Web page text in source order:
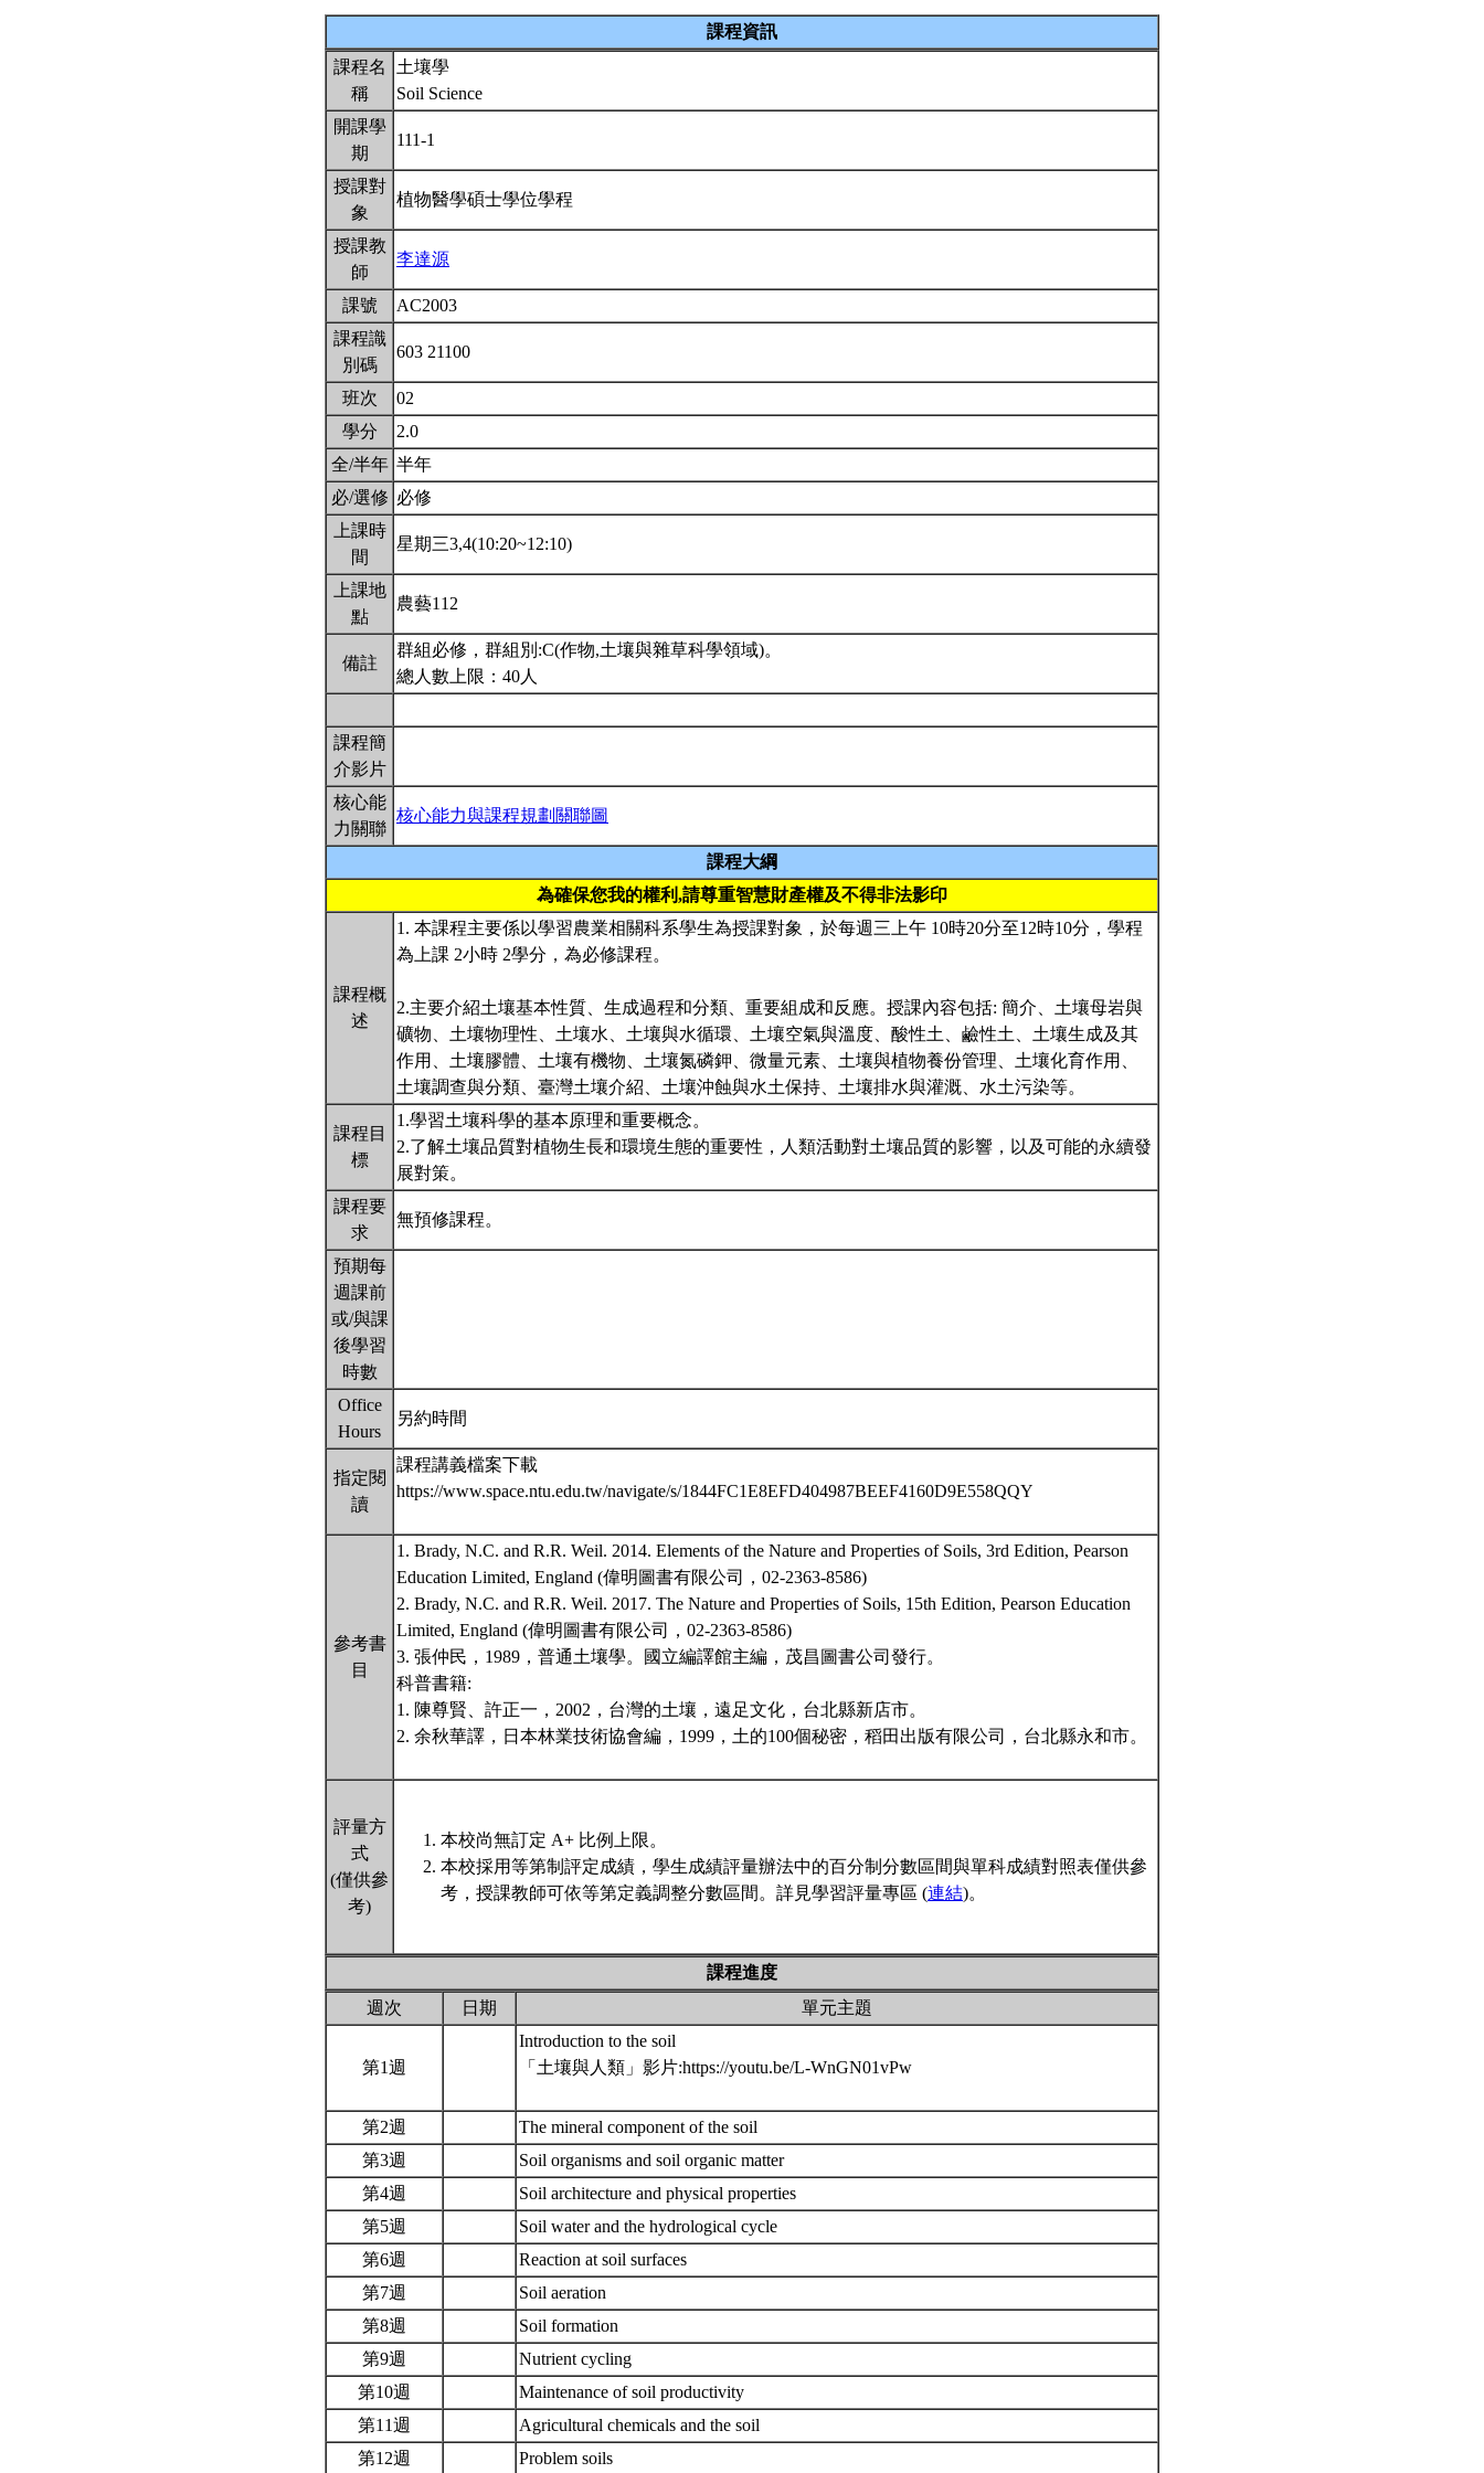
課程資訊
課程名
稱
土壤學
Soil Science
開課學
期
111-1
授課對
象
植物醫學碩士學位學程
授課教
師
李達源
課號
AC2003
課程識
別碼
603 21100
班次
02
學分
2.0
全/半年 半年
必/選修 必修
上課時
間
星期三3,4(10:20~12:10)
上課地
點
農藝112
備註
群組必修，群組別:C(作物,土壤與雜草科學領域)。
總人數上限：40人
課程簡
介影片
核心能
力關聯
核心能力與課程規劃關聯圖
課程大綱
為確保您我的權利,請尊重智慧財產權及不得非法影印
課程概
述
1. 本課程主要係以學習農業相關科系學生為授課對象，於每週三上午 10時20分至12時10分，學程
為上課 2小時 2學分，為必修課程。
2.主要介紹土壤基本性質、生成過程和分類、重要組成和反應。授課內容包括: 簡介、土壤母岩與
礦物、土壤物理性、土壤水、土壤與水循環、土壤空氣與溫度、酸性土、鹼性土、土壤生成及其
作用、土壤膠體、土壤有機物、土壤氮磷鉀、微量元素、土壤與植物養份管理、土壤化育作用、
土壤調查與分類、臺灣土壤介紹、土壤沖蝕與水土保持、土壤排水與灌溉、水土污染等。
課程目
標
1.學習土壤科學的基本原理和重要概念。
2.了解土壤品質對植物生長和環境生態的重要性，人類活動對土壤品質的影響，以及可能的永續發
展對策。
課程要
求
無預修課程。
預期每
週課前
或/與課
後學習
時數
Office
Hours
另約時間
指定閱
讀
課程講義檔案下載
https://www.space.ntu.edu.tw/navigate/s/1844FC1E8EFD404987BEEF4160D9E558QQY
參考書
目
1. Brady, N.C. and R.R. Weil. 2014. Elements of the Nature and Properties of Soils, 3rd Edition, Pearson
Education Limited, England (偉明圖書有限公司，02-2363-8586)
2. Brady, N.C. and R.R. Weil. 2017. The Nature and Properties of Soils, 15th Edition, Pearson Education
Limited, England (偉明圖書有限公司，02-2363-8586)
3. 張仲民，1989，普通土壤學。國立編譯館主編，茂昌圖書公司發行。
科普書籍:
1. 陳尊賢、許正一，2002，台灣的土壤，遠足文化，台北縣新店市。
2. 余秋華譯，日本林業技術協會編，1999，土的100個秘密，稻田出版有限公司，台北縣永和市。
評量方
式
(僅供參
考)
本校尚無訂定 A+ 比例上限。
本校採用等第制評定成績，學生成績評量辦法中的百分制分數區間與單科成績對照表僅供參
考，授課教師可依等第定義調整分數區間。詳見學習評量專區 (連結)。
課程進度
週次
日期 單元主題
第1週
Introduction to the soil
「土壤與人類」影片:https://youtu.be/L-WnGN01vPw
第2週
The mineral component of the soil
第3週
Soil organisms and soil organic matter
第4週
Soil architecture and physical properties
第5週
Soil water and the hydrological cycle
第6週
Reaction at soil surfaces
第7週
Soil aeration
第8週
Soil formation
第9週
Nutrient cycling
第10週
Maintenance of soil productivity
第11週
Agricultural chemicals and the soil
第12週
Problem soils